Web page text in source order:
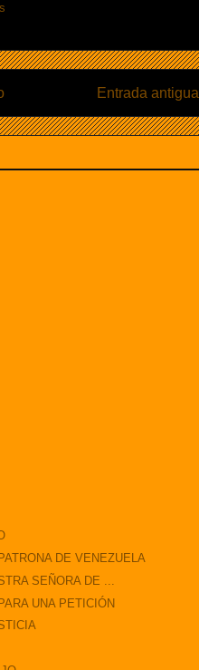
Entrada antigua
DE VENEZUELA
SEÑORA DE ...
UNA PETICIÓN